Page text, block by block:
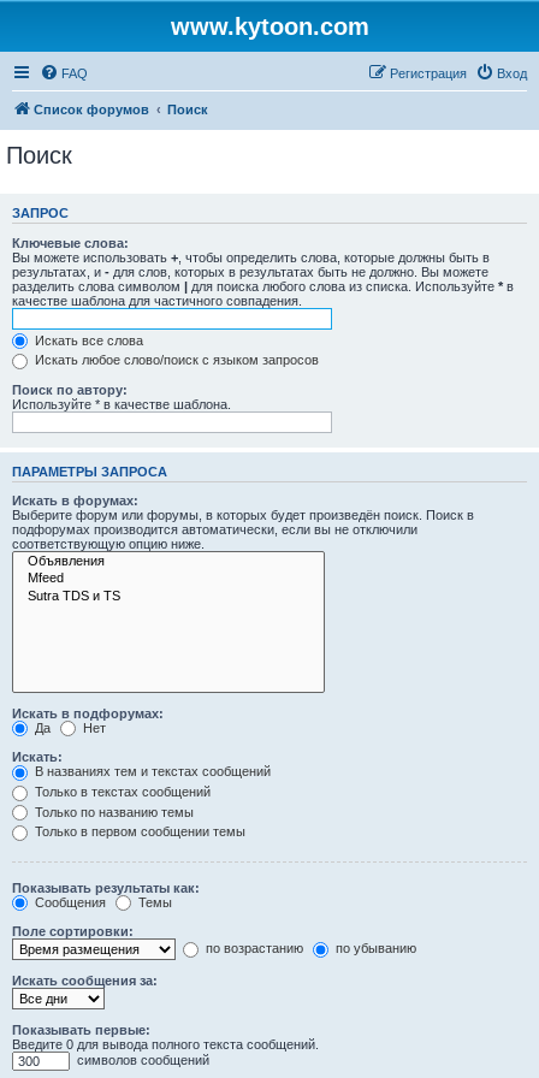
www.kytoon.com
FAQ Вход
Регистрация
Список форумов Поиск
Поиск
ЗАПРОС
Ключевые слова:
Вы можете использовать + , чтобы определить слова, которые должны быть в
результатах, и - для слов, которых в результатах быть не должно. Вы можете
разделить слова символом | для поиска любого слова из списка. Используйте * в
качестве шаблона для частичного совпадения.
Искать все слова
Искать любое слово/поиск с языком запросов
Поиск по автору:
Используйте * в качестве шаблона.
ПАРАМЕТРЫ ЗАПРОСА
Искать в форумах:
Выберите форум или форумы, в которых будет произведён поиск. Поиск в
подфорумах производится автоматически, если вы не отключили
соответствующую опцию ниже.
Искать в подфорумах:
Да
Нет
Искать:
В названиях тем и текстах сообщений
Только в текстах сообщений
Только по названию темы
Только в первом сообщении темы
Показывать результаты как:
Сообщения
Темы
Поле сортировки:
по возрастанию
по убыванию
Искать сообщения за:
Показывать первые:
Введите 0 для вывода полного текста сообщений.
символов сообщений